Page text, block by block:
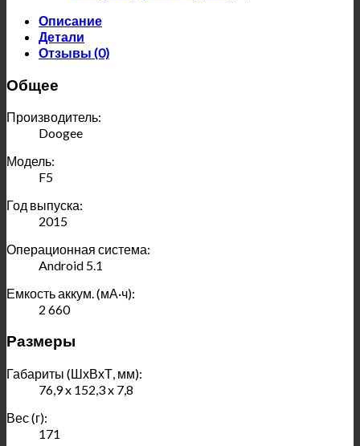
Описание
Детали
Отзывы (0)
Общее
Производитель:
Doogee
Модель:
F5
Год выпуска:
2015
Операционная система:
Android 5.1
Емкость аккум. (мА·ч):
2 660
Размеры
Габариты (ШхВхТ, мм):
76,9 x 152,3 x 7,8
Вес (г):
171